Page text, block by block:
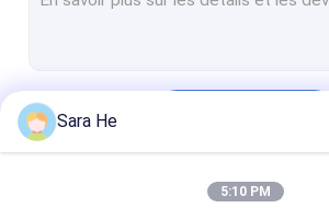
925 anneaux argentés de pierre
Sara He
5:10 PM